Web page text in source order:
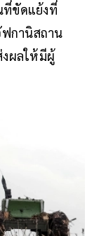
ที่ขัดแย้งที่
ฟกานิสถาน
งผลให้มีผู้